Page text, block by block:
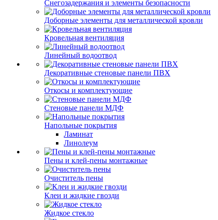
Снегозадержания и элементы безопасности
Доборные элементы для металлической кровли
Кровельная вентиляция
Линейный водоотвод
Декоративные стеновые панели ПВХ
Откосы и комплектующие
Стеновые панели МДФ
Напольные покрытия
Ламинат
Линолеум
Пены и клей-пены монтажные
Очиститель пены
Клеи и жидкие гвозди
Жидкое стекло